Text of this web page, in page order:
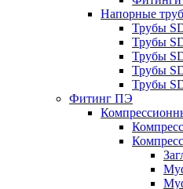
Напорные
Трубы
Трубы
Трубы
Трубы
Трубы
Фитинг ПЭ